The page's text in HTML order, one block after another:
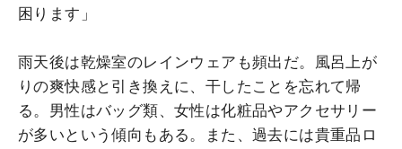
困ります」
雨天後は乾燥室のレインウェアも頻出だ。風呂上が
りの爽快感と引き換えに、干したことを忘れて帰
る。男性はバッグ類、女性は化粧品やアクセサリー
が多いという傾向もある。また、過去には貴重品ロ